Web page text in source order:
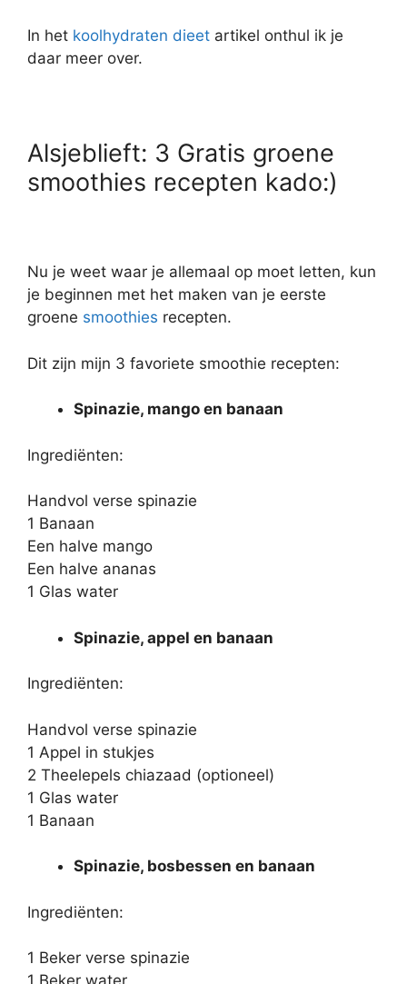
In het koolhydraten dieet artikel onthul ik je
daar meer over.
Alsjeblieft: 3 Gratis groene
smoothies recepten kado:)
Nu je weet waar je allemaal op moet letten, kun
je beginnen met het maken van je eerste
groene smoothies recepten.
Dit zijn mijn 3 favoriete smoothie recepten:
Spinazie, mango en banaan
Ingrediënten:
Handvol verse spinazie
1 Banaan
Een halve mango
Een halve ananas
1 Glas water
Spinazie, appel en banaan
Ingrediënten:
Handvol verse spinazie
1 Appel in stukjes
2 Theelepels chiazaad (optioneel)
1 Glas water
1 Banaan
Spinazie, bosbessen en banaan
Ingrediënten:
1 Beker verse spinazie